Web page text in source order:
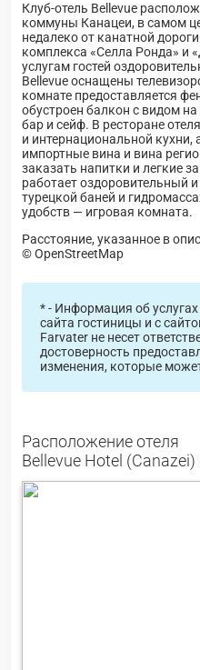
Клуб-отель Bellevue
коммуны Канацеи, в самом
недалеко от канатной
комплекса «Селла Ронда» и
услугам гостей
Bellevue оснащены
комнате предоставляется
обустроен балкон с видом
бар и сейф. В ресторане
и интернациональной кухни,
импортные вина и вина
заказать напитки и легкие
работает оздоровительный
турецкой баней и
удобств — игровая комната.
Расстояние, указанное в
© OpenStreetMap
* - Информация об
сайта гостиницы и с
Farvater не несет
достоверность
изменения, которые
Расположение отеля
Bellevue Hotel (Canazei)